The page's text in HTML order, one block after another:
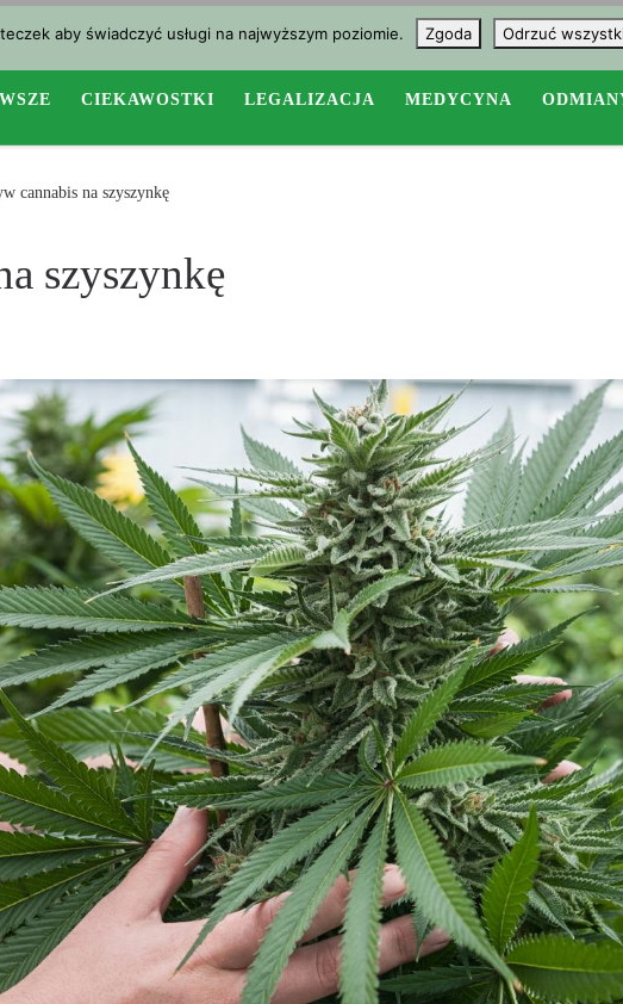
CIEKAWOSTKI LEGALIZACJA MEDYCYNA
cannabis na szyszynkę
szyszynkę
aby świadczyć usługi na najwyższym poziomie. Zgoda Odrzuć